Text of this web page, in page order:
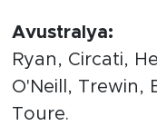
Avustralya:
Ryan, Circati,
O'Neill, Trewin,
Toure.